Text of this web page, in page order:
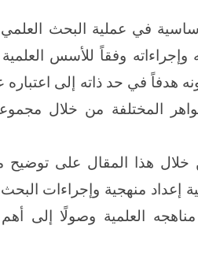
في عملية البحث
وفقاً للأسس
في حد ذاته إلى اعتباره
المختلفة من خلال
هذا المقال على توضيح
منهجية وإجراءات
العلمية وصولًا إلى